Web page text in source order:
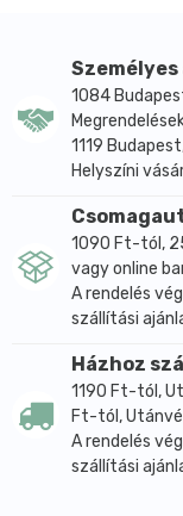
peroxid is
megnyitására.
tartalmaz, ami
(ugyanolyan
-
(aloe vera,
tajtékvirág,
kivonatát
- Növényi/
tartalmaz, így a
belülről, ezáltal
- Tartós: a
PPD-t
hajfestékben
1084
1119
Helyszíni
1090 Ft-tól,
vagy online
A rendelés
szállítási
Házhoz
1190 Ft-tól,
Ft-tól,
A rendelés
szállítási